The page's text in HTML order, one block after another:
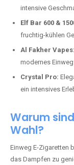
intensive
Elf Bar 600 &
fruchtig-kühlen
Al Fakher Vapes:
modernes
Crystal Pro:
ein intensives
Warum
Wahl?
Einweg E-Zigaretten
das Dampfen zu